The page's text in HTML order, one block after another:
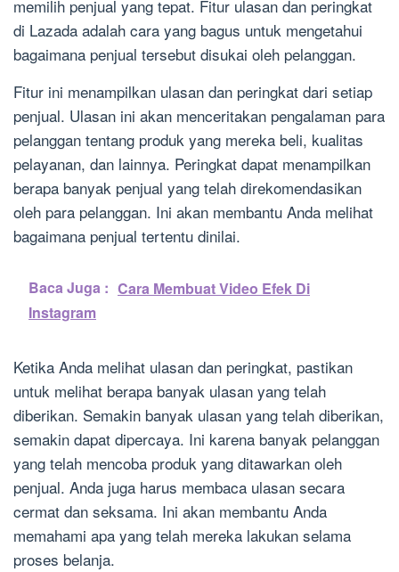
memilih penjual yang tepat. Fitur ulasan dan peringkat
di Lazada adalah cara yang bagus untuk mengetahui
bagaimana penjual tersebut disukai oleh pelanggan.
Fitur ini menampilkan ulasan dan peringkat dari setiap
penjual. Ulasan ini akan menceritakan pengalaman para
pelanggan tentang produk yang mereka beli, kualitas
pelayanan, dan lainnya. Peringkat dapat menampilkan
berapa banyak penjual yang telah direkomendasikan
oleh para pelanggan. Ini akan membantu Anda melihat
bagaimana penjual tertentu dinilai.
Baca Juga : Cara Membuat Video Efek Di
Instagram
Ketika Anda melihat ulasan dan peringkat, pastikan
untuk melihat berapa banyak ulasan yang telah
diberikan. Semakin banyak ulasan yang telah diberikan,
semakin dapat dipercaya. Ini karena banyak pelanggan
yang telah mencoba produk yang ditawarkan oleh
penjual. Anda juga harus membaca ulasan secara
cermat dan seksama. Ini akan membantu Anda
memahami apa yang telah mereka lakukan selama
proses belanja.